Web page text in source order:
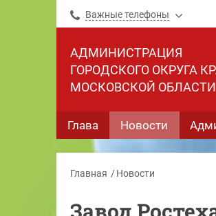
Важные телефоны
АДМИНИСТРАЦИЯ
ГОРОДСКОГО ОКРУГА
МОСКОВСКОЙ ОБЛАСТИ
Глава Новости
Главная Новости